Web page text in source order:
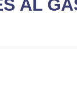
AL